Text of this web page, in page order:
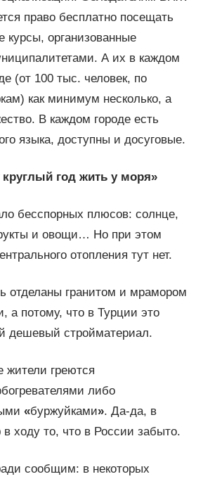
право бесплатно посещать
курсы, организованные
А их в каждом
(от 100 тыс. человек, по
как минимум несколько, а
В каждом городе есть
языка, доступны и досуговые.
год жить у моря»
бесспорных плюсов: солнце,
и овощи… Но при этом
отопления тут нет.
отделаны гранитом и мрамором
а потому, что в Турции это
дешевый стройматериал.
греются
либо
«буржуйками». Да-да, в
ходу то, что в России забыто.
сообщим: в некоторых